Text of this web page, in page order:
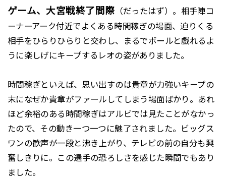
ゲーム、大宮戦終了間際 （だったはず）。相手陣コ
ーナーアーク付近でよくある時間稼ぎの場面、迫りくる
相手をひらりひらりと交わし、まるでボールと戯れるよ
うに楽しげにキープするレオの姿がありました。
時間稼ぎといえば、思い出すのは貴章が力強いキープの
末になぜか貴章がファールしてしまう場面ばかり。あれ
ほど余裕のある時間稼ぎはアルビでは見たことがなかっ
たので、その動き一つ一つに魅了されました。ビッグス
ワンの歓声が一段と沸き上がり、テレビの前の自分も興
奮しきりに。この選手の恐ろしさを感じた瞬間でもあり
ました。